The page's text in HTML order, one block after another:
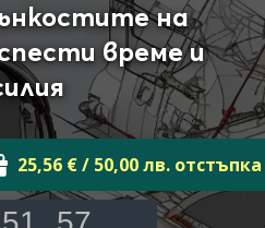
на
време и
25,56 € / 50,00 лв. отстъпка